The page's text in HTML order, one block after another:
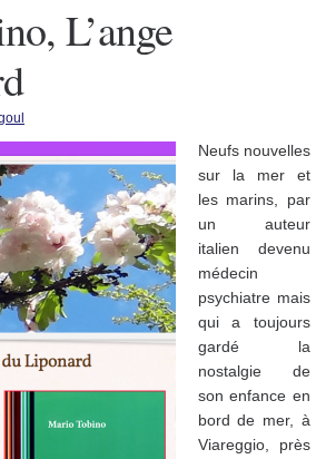
L’ange
Neufs nouvelles
sur la mer et
les marins, par
un auteur
italien devenu
médecin
psychiatre mais
qui a toujours
gardé la
nostalgie de
son enfance en
bord de mer, à
Viareggio, près